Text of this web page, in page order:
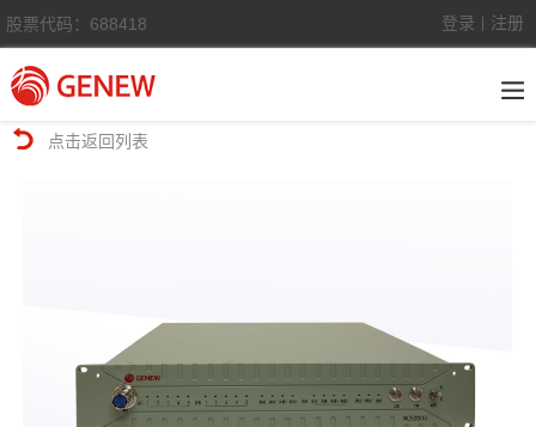
股票代码：688418 登录 注册
点击返回列表